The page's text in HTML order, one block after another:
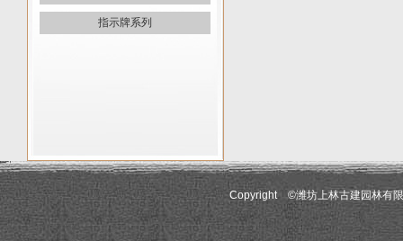
指示牌系列
Copyright©潍坊上林古建园林有